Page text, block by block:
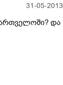
31-05-2013
და